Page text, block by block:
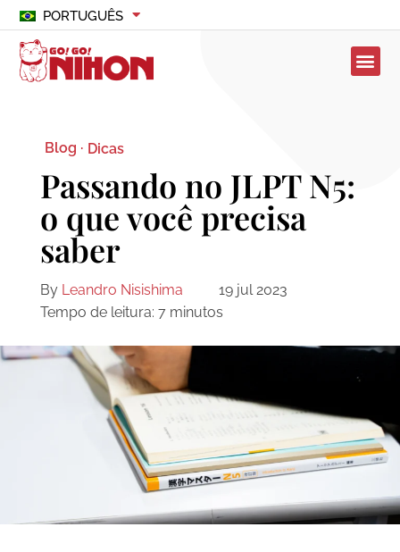
PORTUGUÊS
Blog · Dicas
Passando no JLPT N5:
o que você precisa
saber
By Leandro Nisishima
19 jul 2023
Tempo de leitura: 7 minutos